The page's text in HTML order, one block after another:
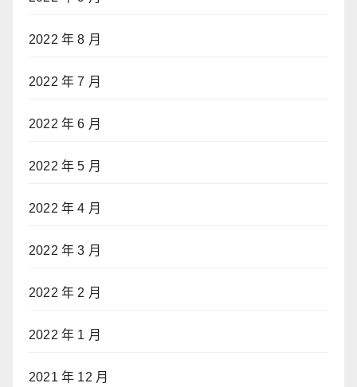
2022 年 8 月
2022 年 7 月
2022 年 6 月
2022 年 5 月
2022 年 4 月
2022 年 3 月
2022 年 2 月
2022 年 1 月
2021 年 12 月